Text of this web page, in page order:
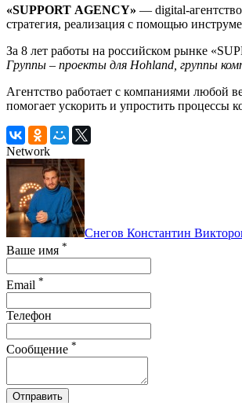
«SUPPORT AGENCY» — digital-
стратегия, реализация с помощью
За 8 лет работы на российском рынке
Группы – проекты для Hohland, группы
Агентство работает с компаниями любой
помогает ускорить и упростить процессы
Network
Снегов Константин
Ваше имя *
Email *
Телефон
Сообщение *
Отправить